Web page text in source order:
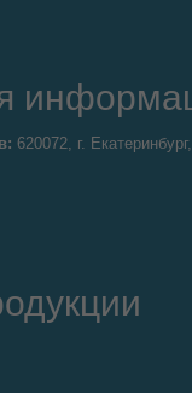
620072, г.